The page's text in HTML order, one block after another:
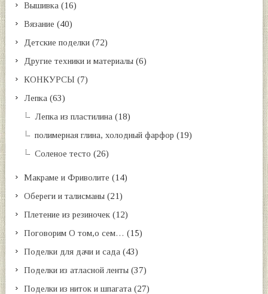
Вышивка (16)
Вязание (40)
Детские поделки (72)
Другие техники и материалы (6)
КОНКУРСЫ (7)
Лепка (63)
Лепка из пластилина (18)
полимерная глина, холодный фарфор (19)
Соленое тесто (26)
Макраме и Фриволите (14)
Обереги и талисманы (21)
Плетение из резиночек (12)
Поговорим О том,о сем… (15)
Поделки для дачи и сада (43)
Поделки из атласной ленты (37)
Поделки из ниток и шпагата (27)